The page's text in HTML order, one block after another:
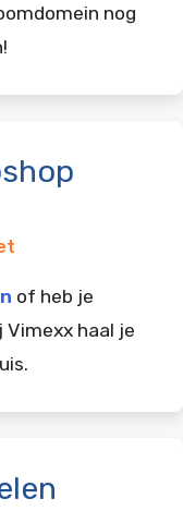
nog
of heb je
Vimexx haal je